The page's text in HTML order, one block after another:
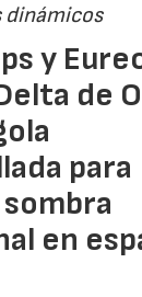
y
de
para
en